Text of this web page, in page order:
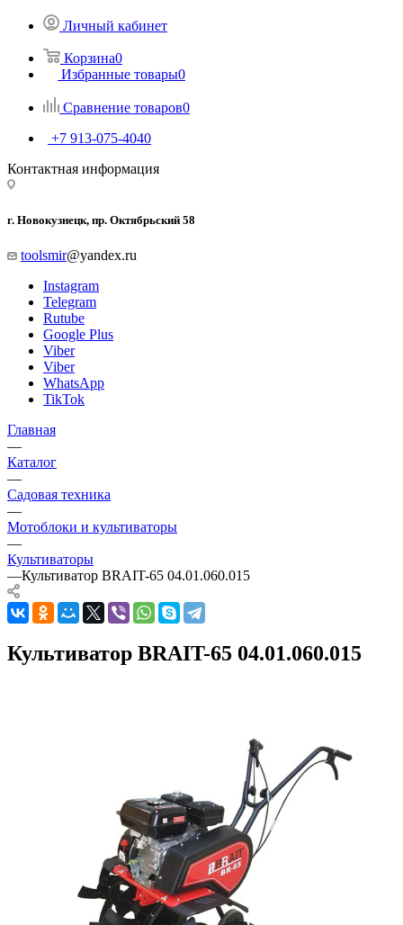
Личный кабинет
Корзина0
Избранные товары0
Сравнение товаров0
+7 913-075-4040
Контактная информация
г. Новокузнецк, пр. Октябрьский 58
toolsmir@yandex.ru
Instagram
Telegram
Rutube
Google Plus
Viber
Viber
WhatsApp
TikTok
Главная
—
Каталог
—
Садовая техника
—
Мотоблоки и культиваторы
—
Культиваторы
—Культиватор BRAIT-65 04.01.060.015
Культиватор BRAIT-65 04.01.060.015